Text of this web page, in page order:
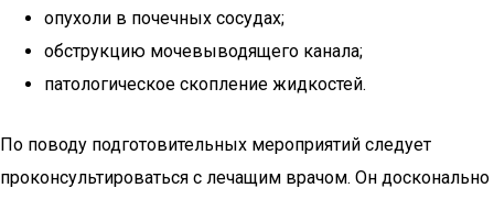
опухоли в почечных сосудах;
обструкцию мочевыводящего канала;
патологическое скопление жидкостей.
По поводу подготовительных мероприятий следует
проконсультироваться с лечащим врачом. Он досконально